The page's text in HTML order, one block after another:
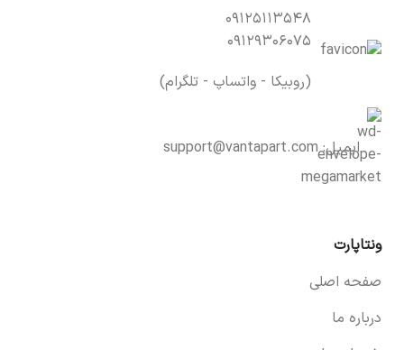
۰۹۱۲۵۱۱۳۵۴۸
۰۹۱۲۹۳۰۶۰۷۵
(روبیکا - واتساپ - تلگرام)
ایمیل:support@vantapart.com
ونتاپارت
صفحه اصلی
درباره ما